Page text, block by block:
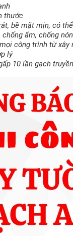
thước
bề mặt mịn, có
chống ẩm, chống
công trình từ xây
lý
10 lần gạch